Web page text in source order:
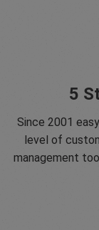
5
Since 2001
level of
management